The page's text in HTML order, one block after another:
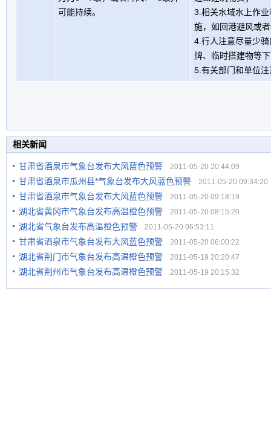
可能持续。
3.相关水域水上作
施，如回港避风或
4.行人注意尽量少
牌、临时搭建物等
5.有关部门和单位
相关新闻
甘肃省酒泉市气象台发布大风蓝色预警 2011-05-20 20:44:09
甘肃省酒泉市瓜州县*气象台发布大风蓝色预警 2011-05-20 09:34:20
甘肃省酒泉市气象台发布大风蓝色预警 2011-05-20 09:18:19
湖北省黄冈市气象台发布高温橙色预警 2011-05-20 08:15:20
湖北省气象台发布高温橙色预警 2011-05-20 06:53:11
甘肃省酒泉市气象台发布大风蓝色预警 2011-05-20 06:00:22
湖北省荆门市气象台发布高温橙色预警 2011-05-19 20:20:47
湖北省荆州市气象台发布高温橙色预警 2011-05-19 20:15:32